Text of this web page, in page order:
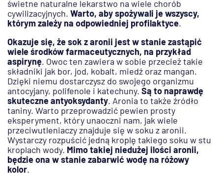
świetne naturalne lekarstwo na wiele chorób
cywilizacyjnych. Warto, aby spożywali je wszyscy,
którym zależy na odpowiedniej profilaktyce.
Okazuje się, że sok z aronii jest w stanie zastąpić
wiele środków farmaceutycznych, na przykład
aspirynę. Owoc ten zawiera w sobie przecież takie
składniki jak bor, jod, kobalt, miedź oraz mangan.
Dzięki niemu dostarczysz do swojego organizmu
antocyjany, polifenole i katechuny. Są to naprawdę
skuteczne antyoksydanty. Aronia to także źródło
taniny. Warto przeprowadzić pewien prosty
eksperyment, który unaoczni nam, jak wiele
przeciwutleniaczy znajduje się w soku z aronii.
Wystarczy rozpuścić jedną kroplę takiego soku w stu
kroplach wody. Mimo takiej niedużej ilości aronii,
będzie ona w stanie zabarwić wodę na różowy
kolor.